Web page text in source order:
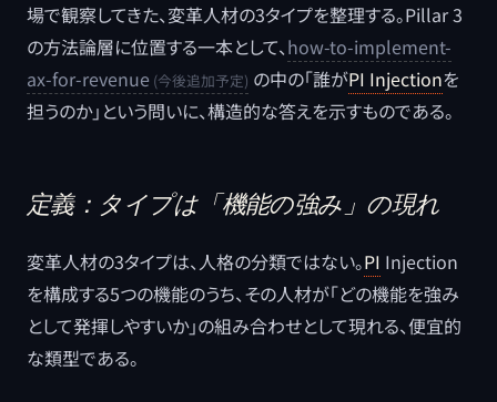
場で観察してきた、変革人材の3タイプを整理する。Pillar 3
の方法論層に位置する一本として、how-to-implement-
ax-for-revenue
の中の「誰がPI Injectionを
担うのか」という問いに、構造的な答えを示すものである。
定義：タイプは「機能の強み」の現れ
変革人材の3タイプは、人格の分類ではない。PI Injection
を構成する5つの機能のうち、その人材が「どの機能を強み
として発揮しやすいか」の組み合わせとして現れる、便宜的
な類型である。